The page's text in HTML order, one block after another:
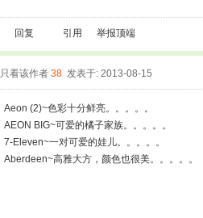
回复 引用 举报顶端
只看该作者 38 发表于: 2013-08-15
Aeon (2)~色彩十分鲜亮。。。。。
AEON BIG~可爱的橘子家族。。。。。
7-Eleven~一对可爱的娃儿。。。。。
Aberdeen~高雅大方，颜色也很美。。。。。